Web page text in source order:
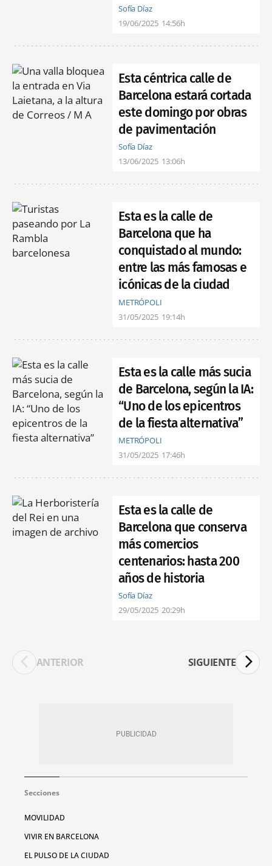
Sofía Díaz
19/06/2025 14:56h
Esta céntrica calle de
Barcelona estará cortada
este domingo por obras
de pavimentación
Sofía Díaz
13/06/2025 13:06h
Esta es la calle de
Barcelona que ha
conquistado al mundo:
entre las más famosas e
icónicas de la ciudad
METRÓPOLI
31/05/2025 19:14h
Esta es la calle más sucia
de Barcelona, según la IA:
“Uno de los epicentros
de la fiesta alternativa”
METRÓPOLI
31/05/2025 17:46h
Esta es la calle de
Barcelona que conserva
más comercios
centenarios: hasta 200
años de historia
Sofía Díaz
29/05/2025 20:29h
ANTERIOR SIGUIENTE
Secciones
MOVILIDAD
VIVIR EN BARCELONA
EL PULSO DE LA CIUDAD